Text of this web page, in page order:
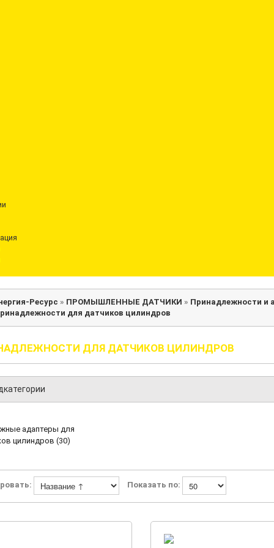
Ресурс » ПРОМЫШЛЕННЫЕ ДАТЧИКИ » Принадлежности и
для датчиков цилиндров
ДЛЯ ДАТЧИКОВ ЦИЛИНДРОВ
адаптеры для
цилиндров (30)
Показать по: